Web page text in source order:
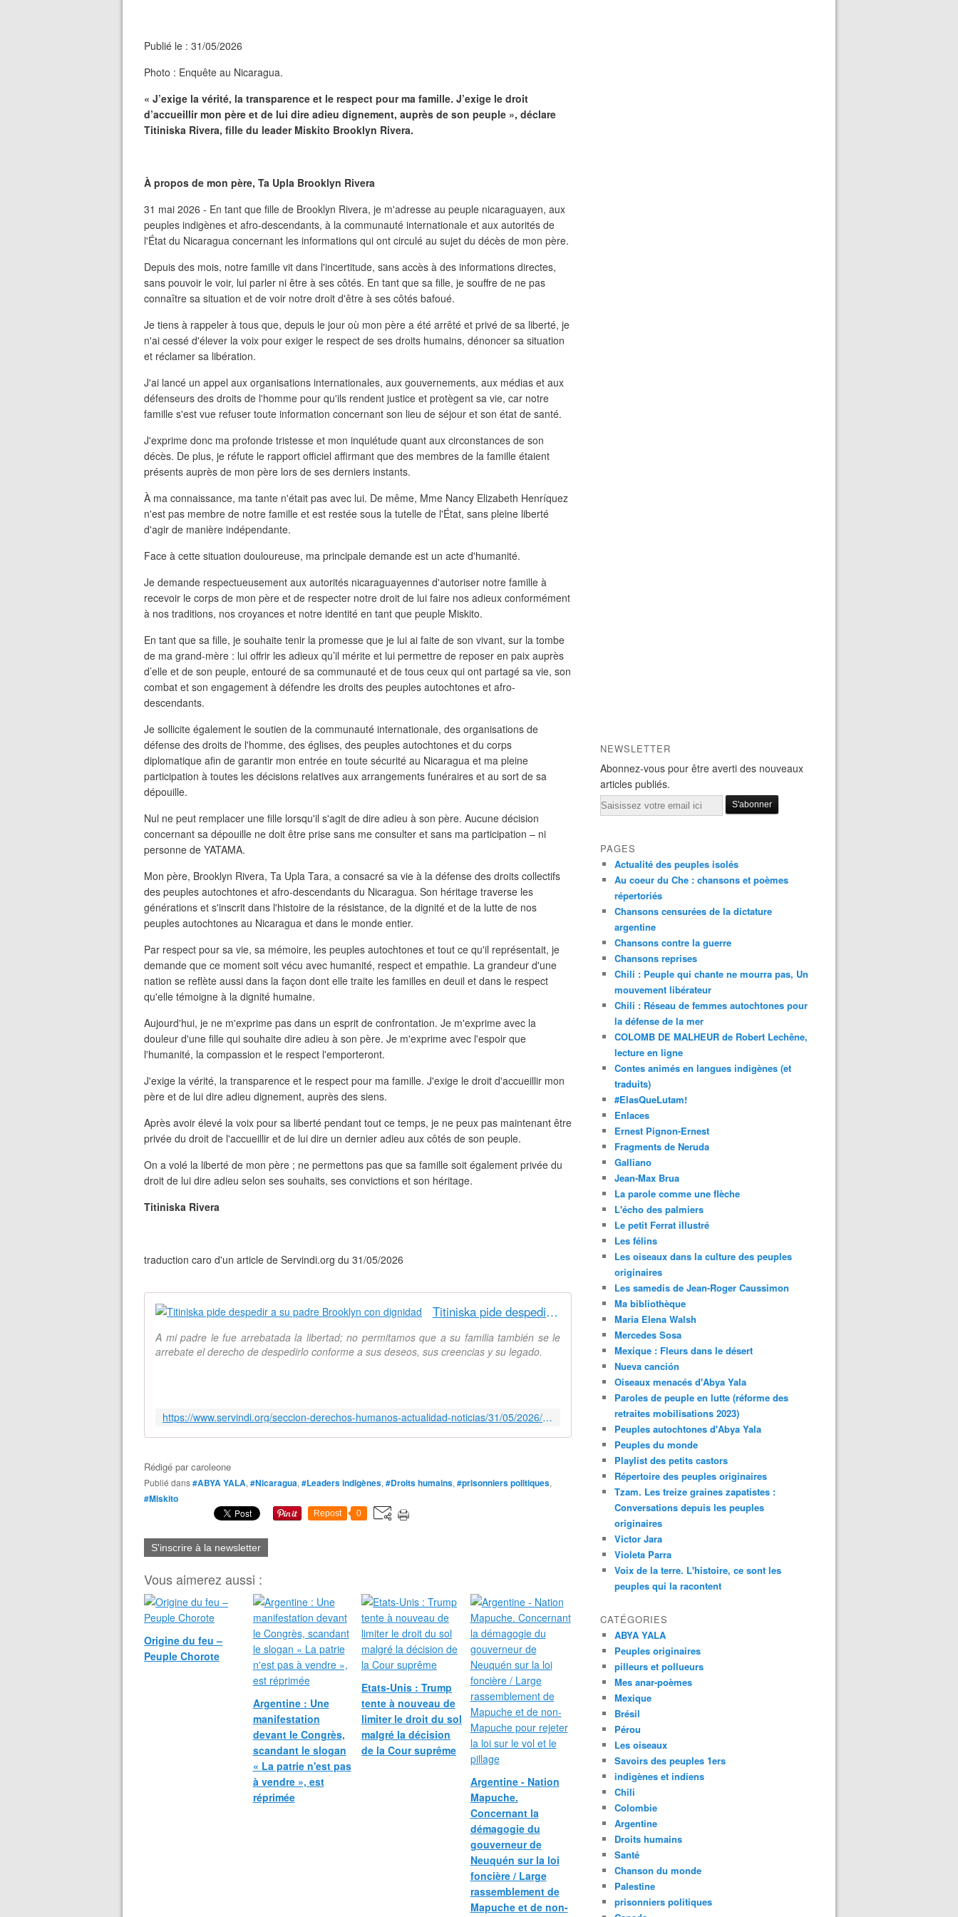
Publié le : 31/05/2026
Photo : Enquête au Nicaragua.
« J’exige la vérité, la transparence et le respect pour ma famille. J’exige le droit
d’accueillir mon père et de lui dire adieu dignement, auprès de son peuple », déclare
Titiniska Rivera, fille du leader Miskito Brooklyn Rivera.
À propos de mon père, Ta Upla Brooklyn Rivera
31 mai 2026 - En tant que fille de Brooklyn Rivera, je m'adresse au peuple nicaraguayen, aux
peuples indigènes et afro-descendants, à la communauté internationale et aux autorités de
l'État du Nicaragua concernant les informations qui ont circulé au sujet du décès de mon père.
Depuis des mois, notre famille vit dans l'incertitude, sans accès à des informations directes,
sans pouvoir le voir, lui parler ni être à ses côtés. En tant que sa fille, je souffre de ne pas
connaître sa situation et de voir notre droit d'être à ses côtés bafoué.
Je tiens à rappeler à tous que, depuis le jour où mon père a été arrêté et privé de sa liberté, je
n'ai cessé d'élever la voix pour exiger le respect de ses droits humains, dénoncer sa situation
et réclamer sa libération.
J'ai lancé un appel aux organisations internationales, aux gouvernements, aux médias et aux
défenseurs des droits de l'homme pour qu'ils rendent justice et protègent sa vie, car notre
famille s'est vue refuser toute information concernant son lieu de séjour et son état de santé.
J'exprime donc ma profonde tristesse et mon inquiétude quant aux circonstances de son
décès. De plus, je réfute le rapport officiel affirmant que des membres de la famille étaient
présents auprès de mon père lors de ses derniers instants.
À ma connaissance, ma tante n'était pas avec lui. De même, Mme Nancy Elizabeth Henríquez
n'est pas membre de notre famille et est restée sous la tutelle de l'État, sans pleine liberté
d'agir de manière indépendante.
Face à cette situation douloureuse, ma principale demande est un acte d'humanité.
Je demande respectueusement aux autorités nicaraguayennes d'autoriser notre famille à
recevoir le corps de mon père et de respecter notre droit de lui faire nos adieux conformément
à nos traditions, nos croyances et notre identité en tant que peuple Miskito.
En tant que sa fille, je souhaite tenir la promesse que je lui ai faite de son vivant, sur la tombe
de ma grand-mère : lui offrir les adieux qu’il mérite et lui permettre de reposer en paix auprès
d’elle et de son peuple, entouré de sa communauté et de tous ceux qui ont partagé sa vie, son
combat et son engagement à défendre les droits des peuples autochtones et afro-
descendants.
Je sollicite également le soutien de la communauté internationale, des organisations de
défense des droits de l'homme, des églises, des peuples autochtones et du corps
diplomatique afin de garantir mon entrée en toute sécurité au Nicaragua et ma pleine
participation à toutes les décisions relatives aux arrangements funéraires et au sort de sa
dépouille.
Nul ne peut remplacer une fille lorsqu'il s'agit de dire adieu à son père. Aucune décision
concernant sa dépouille ne doit être prise sans me consulter et sans ma participation – ni
personne de YATAMA.
Mon père, Brooklyn Rivera, Ta Upla Tara, a consacré sa vie à la défense des droits collectifs
des peuples autochtones et afro-descendants du Nicaragua. Son héritage traverse les
générations et s'inscrit dans l'histoire de la résistance, de la dignité et de la lutte de nos
peuples autochtones au Nicaragua et dans le monde entier.
Par respect pour sa vie, sa mémoire, les peuples autochtones et tout ce qu'il représentait, je
demande que ce moment soit vécu avec humanité, respect et empathie. La grandeur d'une
nation se reflète aussi dans la façon dont elle traite les familles en deuil et dans le respect
qu'elle témoigne à la dignité humaine.
Aujourd'hui, je ne m'exprime pas dans un esprit de confrontation. Je m'exprime avec la
douleur d'une fille qui souhaite dire adieu à son père. Je m'exprime avec l'espoir que
l'humanité, la compassion et le respect l'emporteront.
J'exige la vérité, la transparence et le respect pour ma famille. J'exige le droit d'accueillir mon
père et de lui dire adieu dignement, auprès des siens.
Après avoir élevé la voix pour sa liberté pendant tout ce temps, je ne peux pas maintenant être
privée du droit de l'accueillir et de lui dire un dernier adieu aux côtés de son peuple.
On a volé la liberté de mon père ; ne permettons pas que sa famille soit également privée du
droit de lui dire adieu selon ses souhaits, ses convictions et son héritage.
Titiniska Rivera
traduction caro d'un article de Servindi.org du 31/05/2026
Titiniska pide despedir a su padre Brooklyn con dignidad
A mi padre le fue arrebatada la libertad; no permitamos que a su familia también se le
arrebate el derecho de despedirlo conforme a sus deseos, sus creencias y su legado.
https://www.servindi.org/seccion-derechos-humanos-actualidad-noticias/31/05/2026/hija-de-brooklyn-pide-despedir-su-padre
Rédigé parcaroleone
Publié dans#ABYA YALA, #Nicaragua, #Leaders indigènes, #Droits humains, #prisonniers politiques,
#Miskito
Repost 0
S'inscrire à la newsletter
Vous aimerez aussi :
Origine du feu –
Peuple Chorote
Argentine : Une
manifestation
devant le Congrès,
scandant le slogan
« La patrie n'est pas
à vendre », est
réprimée
Etats-Unis : Trump
tente à nouveau de
limiter le droit du sol
malgré la décision
de la Cour suprême
Argentine - Nation
Mapuche.
Concernant la
démagogie du
gouverneur de
Neuquén sur la loi
foncière / Large
rassemblement de
Mapuche et de non-
NEWSLETTER
Abonnez-vous pour être averti des nouveaux
articles publiés.
Email
PAGES
Actualité des peuples isolés
Au coeur du Che : chansons et poèmes
répertoriés
Chansons censurées de la dictature
argentine
Chansons contre la guerre
Chansons reprises
Chili : Peuple qui chante ne mourra pas, Un
mouvement libérateur
Chili : Réseau de femmes autochtones pour
la défense de la mer
COLOMB DE MALHEUR de Robert Lechêne,
lecture en ligne
Contes animés en langues indigènes (et
traduits)
#ElasQueLutam!
Enlaces
Ernest Pignon-Ernest
Fragments de Neruda
Galliano
Jean-Max Brua
La parole comme une flèche
L'écho des palmiers
Le petit Ferrat illustré
Les félins
Les oiseaux dans la culture des peuples
originaires
Les samedis de Jean-Roger Caussimon
Ma bibliothèque
Maria Elena Walsh
Mercedes Sosa
Mexique : Fleurs dans le désert
Nueva canción
Oiseaux menacés d'Abya Yala
Paroles de peuple en lutte (réforme des
retraites mobilisations 2023)
Peuples autochtones d'Abya Yala
Peuples du monde
Playlist des petits castors
Répertoire des peuples originaires
Tzam. Les treize graines zapatistes :
Conversations depuis les peuples
originaires
Victor Jara
Violeta Parra
Voix de la terre. L'histoire, ce sont les
peuples qui la racontent
CATÉGORIES
ABYA YALA
Peuples originaires
pilleurs et pollueurs
Mes anar-poèmes
Mexique
Brésil
Pérou
Les oiseaux
Savoirs des peuples 1ers
indigènes et indiens
Chili
Colombie
Argentine
Droits humains
Santé
Chanson du monde
Palestine
prisonniers politiques